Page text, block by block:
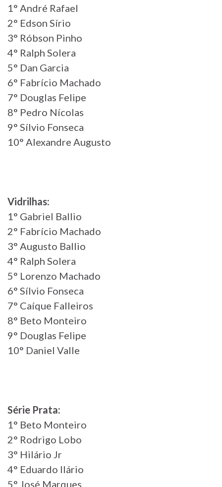
1° André Rafael
2° Edson Sírio
3° Róbson Pinho
4° Ralph Solera
5° Dan Garcia
6° Fabrício Machado
7° Douglas Felipe
8° Pedro Nícolas
9° Sílvio Fonseca
10° Alexandre Augusto
Vidrilhas:
1° Gabriel Ballio
2° Fabrício Machado
3° Augusto Ballio
4° Ralph Solera
5° Lorenzo Machado
6° Sílvio Fonseca
7° Caíque Falleiros
8° Beto Monteiro
9° Douglas Felipe
10° Daniel Valle
Série Prata:
1° Beto Monteiro
2° Rodrigo Lobo
3° Hilário Jr
4° Eduardo Ilário
5° José Marques